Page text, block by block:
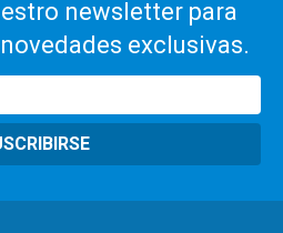
newsletter para
exclusivas.